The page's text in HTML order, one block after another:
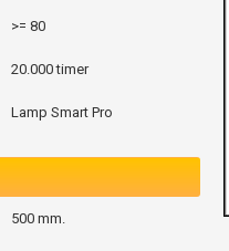
>= 80
20.000 timer
Lamp Smart Pro
500 mm.